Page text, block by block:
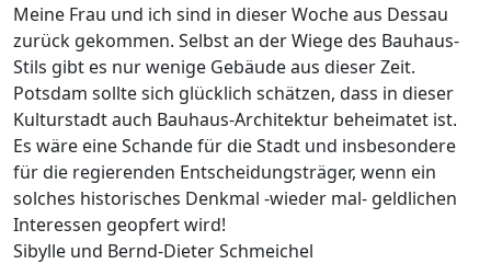
Meine Frau und ich sind in dieser Woche aus Dessau
zurück gekommen. Selbst an der Wiege des Bauhaus-
Stils gibt es nur wenige Gebäude aus dieser Zeit.
Potsdam sollte sich glücklich schätzen, dass in dieser
Kulturstadt auch Bauhaus-Architektur beheimatet ist.
Es wäre eine Schande für die Stadt und insbesondere
für die regierenden Entscheidungsträger, wenn ein
solches historisches Denkmal -wieder mal- geldlichen
Interessen geopfert wird!
Sibylle und Bernd-Dieter Schmeichel